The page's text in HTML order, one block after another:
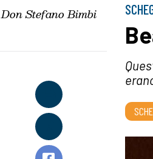
Don Stefano Bimbi